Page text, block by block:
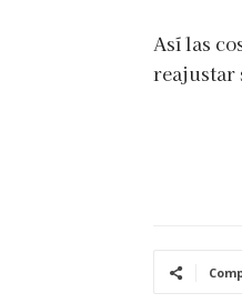
Así las
reajustar